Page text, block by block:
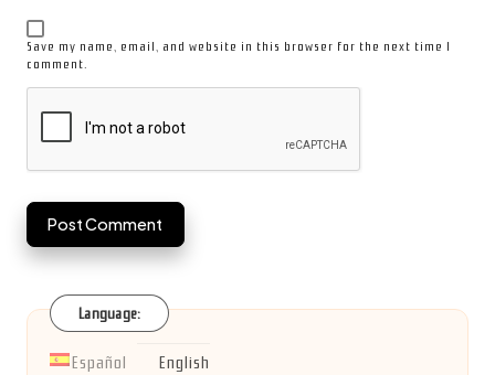
Save my name, email, and website in this browser for the next time I
comment.
Language:
Español English